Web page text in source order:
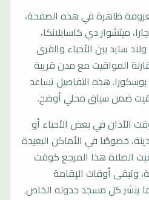
ظاهرة في هذه الصفحة،
ميتشوار دي كاسابلانكا،
سايد بين الأحياء والقرى
المواقيت مع مدن قريبة
بوسكورا. هذه التفاصيل تساعد
ضمن سياق محلي أوضح.
الأذان في بعض الأحياء أو
خصوصًا في الأماكن البعيدة
الصلاة هذا المرجع كوقت
وتبقى أوقات الإقامة
ينشر كل مسجد جدوله الخاص.